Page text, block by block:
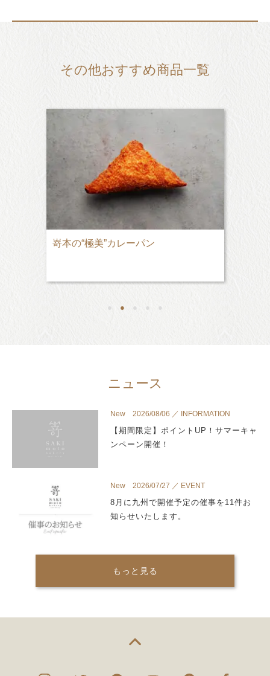
その他おすすめ商品一覧
嵜本の“極美”カレーパン
● ● ● ● ●
ニュース
New 2026/08/06 ／ INFORMATION
【期間限定】ポイントUP！サマーキャ
ンペーン開催！
New 2026/07/27 ／ EVENT
8月に九州で開催予定の催事を11件お
知らせいたします。
もっと見る